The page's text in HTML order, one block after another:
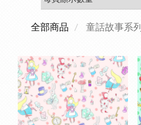
全部商品 童話故事系列